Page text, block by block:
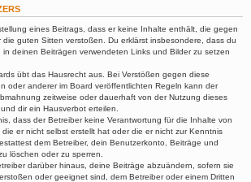
eines Beitrags, dass er keine Inhalte enthält, die gegen
guten Sitten verstoßen. Du erklärst insbesondere, dass du
in deinen Beiträgen verwendeten Links und Bilder zu setzen
übt das Hausrecht aus. Bei Verstößen gegen diese
oder anderer im Board veröffentlichten Regeln kann der
zeitweise oder dauerhaft von der Nutzung dieses
dir ein Hausverbot erteilen.
dass der Betreiber keine Verantwortung für die Inhalte von
er nicht selbst erstellt hat oder die er nicht zur Kenntnis
dem Betreiber, dein Benutzerkonto, Beiträge und
löschen oder zu sperren.
darüber hinaus, deine Beiträge abzuändern, sofern sie
oder geeignet sind, dem Betreiber oder einem Dritten